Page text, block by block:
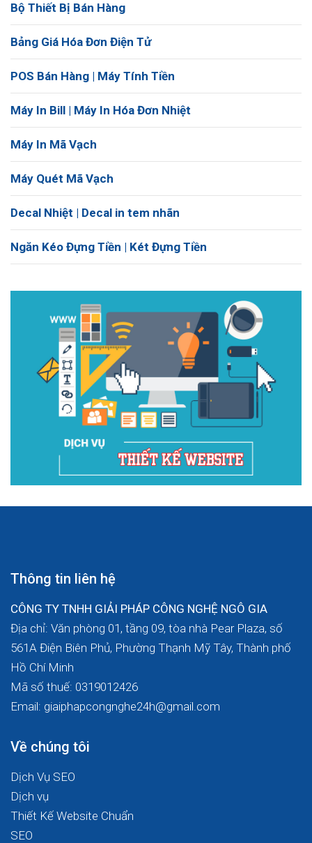
Bộ Thiết Bị Bán Hàng
Bảng Giá Hóa Đơn Điện Tử
POS Bán Hàng | Máy Tính Tiền
Máy In Bill | Máy In Hóa Đơn Nhiệt
Máy In Mã Vạch
Máy Quét Mã Vạch
Decal Nhiệt | Decal in tem nhãn
Ngăn Kéo Đựng Tiền | Két Đựng Tiền
Thông tin liên hệ
CÔNG TY TNHH GIẢI PHÁP CÔNG NGHỆ NGÔ GIA
Địa chỉ: Văn phòng 01, tầng 09, tòa nhà Pear Plaza, số
561A Điện Biên Phủ, Phường Thạnh Mỹ Tây, Thành phố
Hồ Chí Minh
Mã số thuế: 0319012426
Email: giaiphapcongnghe24h@gmail.com
Về chúng tôi
Dịch Vụ SEO
Dịch vụ
Thiết Kế Website Chuẩn
SEO